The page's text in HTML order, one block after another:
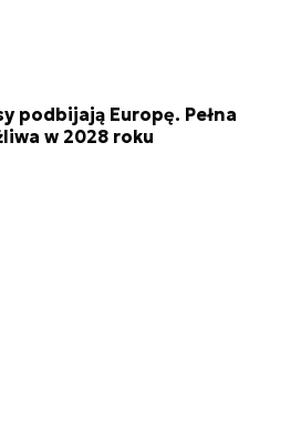
podbijają Europę. Pełna
w 2028 roku